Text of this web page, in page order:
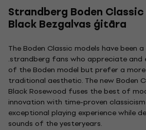
Strandberg Boden
Black Bezgalvas ģitāra
The Boden Classic models have been
.strandberg fans who appreciate and
of the Boden model but prefer a
traditional aesthetic. The new Boden
Black Rosewood fuses the best of
innovation with time-proven
exceptional playing experience while
sounds of the yesteryears.